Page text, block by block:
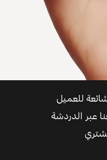
للعميل
عبر الدردشة